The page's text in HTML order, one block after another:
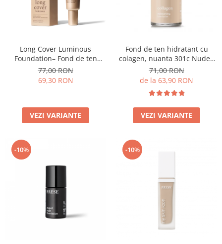
Long Cover Luminous
Foundation– Fond de ten
luminos
77,00 RON
69,30 RON
VEZI VARIANTE
Fond de ten hidratant cu
colagen, nuanta 301c Nude -
30ml
71,00 RON
de la 63,90 RON
VEZI VARIANTE
-10% -10%